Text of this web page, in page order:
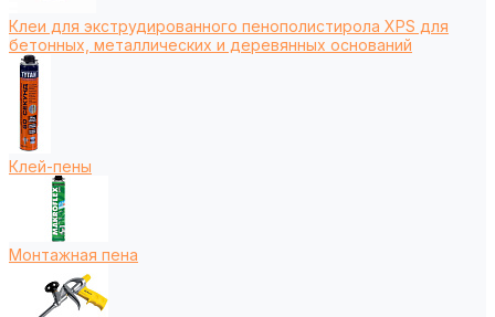
Клеи для экструдированного пенополистирола XPS для
бетонных, металлических и деревянных оснований
Клей-пены
Монтажная пена